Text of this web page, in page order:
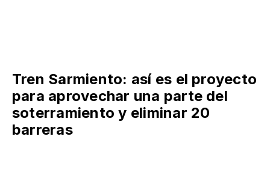
Tren Sarmiento: así es el proyecto